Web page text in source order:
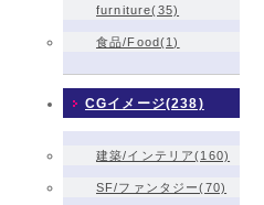
furniture(35)
食品/Food(1)
CGイメージ(238)
建築/インテリア(160)
SF/ファンタジー(70)